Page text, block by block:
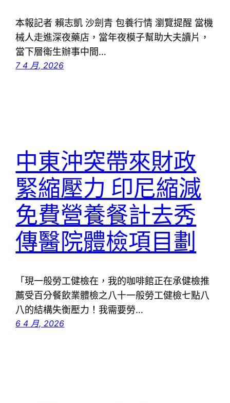
本報記者 賴志凱 沙劍青 包養行情 瀏覽提醒 當機
械人走進深夜藥店，當年夜模子幫助大夫讀片，
當下層衛生辦事中間…
7 4 月, 2026
中東沖突帶來財政
緊縮壓力 印尼縮減
免費營養餐計去秀
傳醫院體檢項目劃
「現一般勞工健檢在，我的咖啡館正在承健檢推
薦受百分餐飲業體檢之八十一般勞工健檢七點八
八的結構失衡壓力！我需要勞…
6 4 月, 2026